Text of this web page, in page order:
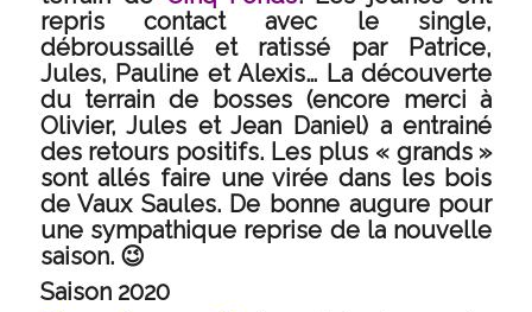
repris contact avec le single,
débroussaillé et ratissé par Patrice,
Jules, Pauline et Alexis… La découverte
du terrain de bosses (encore merci à
Olivier, Jules et Jean Daniel) a entrainé
des retours positifs. Les plus « grands »
sont allés faire une virée dans les bois
de Vaux Saules. De bonne augure pour
une sympathique reprise de la nouvelle
saison. 😉
Saison 2020